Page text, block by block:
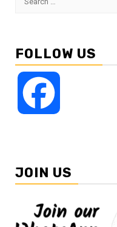
FOLLOW US
JOIN US